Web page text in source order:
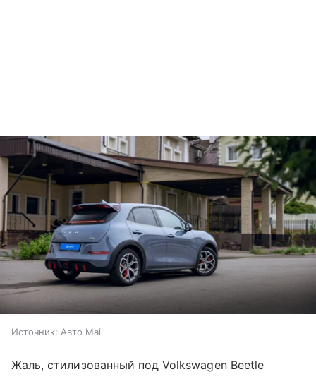
Источник: Авто Mail
Жаль, стилизованный под Volkswagen Beetle